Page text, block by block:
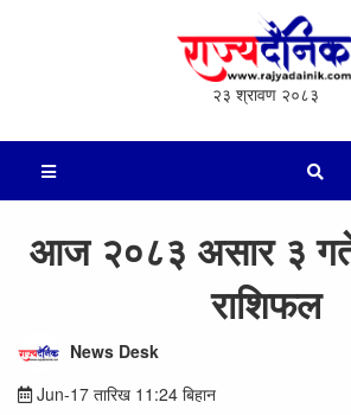
२३ श्रावण २०८३
आज २०८३ असार ३
राशिफल
News Desk
Jun-17 तारिख 11:24 बिहान